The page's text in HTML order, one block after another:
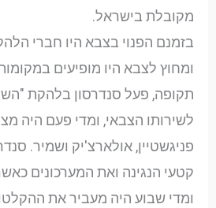
מקובלת בישראל.
בזמנם הפנוי בצבא היו חברי
ומחוץ לצבא היו מופיעים
תקופה, פעל סנדרסון בלהקת
לשירותו הצבאי, ומדי פעם היה
פניגשטיין, אולארצ'יק ושמיר.
קטעי הנגינה ואת המערכונים
ומדי שבוע היה מעביר את